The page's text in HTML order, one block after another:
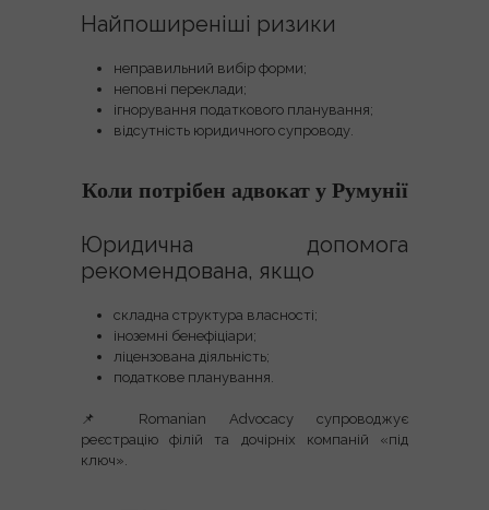
Найпоширеніші ризики
неправильний вибір форми;
неповні переклади;
ігнорування податкового планування;
відсутність юридичного супроводу.
Коли потрібен адвокат у Румунії
Юридична допомога
рекомендована, якщо
складна структура власності;
іноземні бенефіціари;
ліцензована діяльність;
податкове планування.
📌 Romanian Advocacyсупроводжує
реєстрацію філій та дочірніх компаній «під
ключ».